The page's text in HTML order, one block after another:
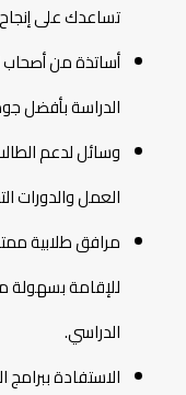
تساعدك على إنجاح
أساتذة من أصحاب
الدراسة بأفضل
وسائل لدعم
العمل والدورات
مرافق طلابية
للإقامة بسهولة
الدراسي.
الاستفادة ببرامج